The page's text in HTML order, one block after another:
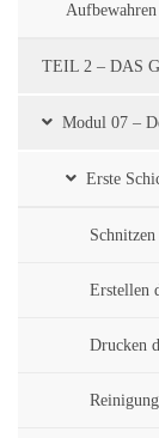
TEIL 2 – DAS
Modul 07 –
Erste
Erstellen
Drucken
Reinigung